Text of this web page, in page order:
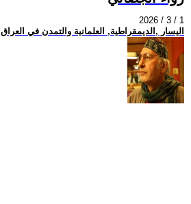
2026 / 3 / 1
اليسار ,الديمقراطية, العلمانية والتمدن في العراق